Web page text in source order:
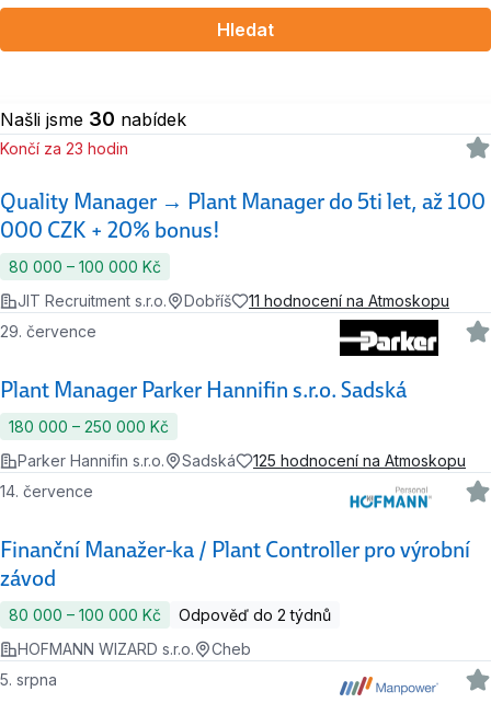
Hledat
Našli jsme 30 nabídek
Quality Manager → Plant Manager do 5ti let, až 100
000 CZK + 20% bonus!
Končí za 23 hodin
80 000 ‍–‍ 100 000 Kč
JIT Recruitment s.r.o.
Dobříš 11 hodnocení na Atmoskopu
Plant Manager Parker Hannifin s.r.o. Sadská
29. července
180 000 ‍–‍ 250 000 Kč
Parker Hannifin s.r.o.
Sadská 125 hodnocení na Atmoskopu
Finanční Manažer-ka / Plant Controller pro výrobní
závod
14. července
80 000 ‍–‍ 100 000 Kč
Odpověď do 2 týdnů
HOFMANN WIZARD s.r.o.
Cheb
5. srpna